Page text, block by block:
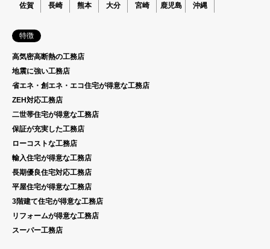
佐賀 長崎 熊本 大分 宮崎 鹿児島 沖縄
特徴
高気密高断熱の工務店
地震に強い工務店
省エネ・創エネ・エコ住宅が得意な工務店
ZEH対応工務店
二世帯住宅が得意な工務店
保証が充実した工務店
ローコストな工務店
輸入住宅が得意な工務店
長期優良住宅対応工務店
平屋住宅が得意な工務店
3階建て住宅が得意な工務店
リフォームが得意な工務店
スーパー工務店